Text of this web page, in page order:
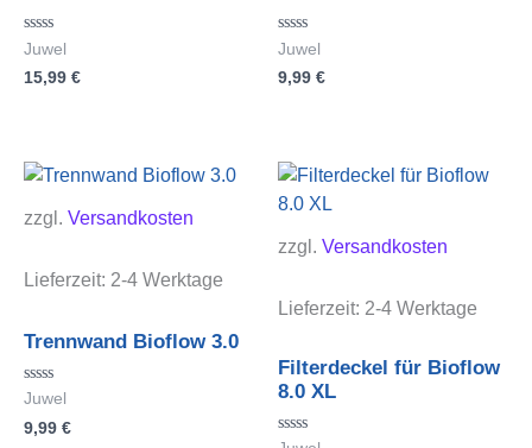
Bewertet
0
Juwel
15,99 €
Bewertet
0
Juwel
9,99 €
zzgl. Versandkosten
Lieferzeit: 2-4 Werktage
Trennwand Bioflow 3.0
Bewertet
0
Juwel
9,99 €
zzgl. Versandkosten
Lieferzeit: 2-4 Werktage
Filterdeckel für Bioflow
8.0 XL